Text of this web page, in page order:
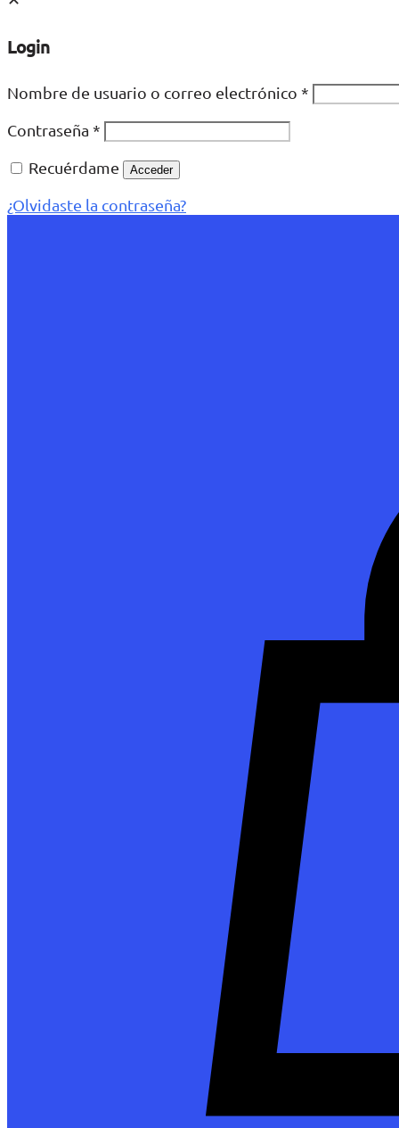
Login
Nombre de usuario o correo electrónico *
Contraseña *
Recuérdame
Acceder
¿Olvidaste la contraseña?